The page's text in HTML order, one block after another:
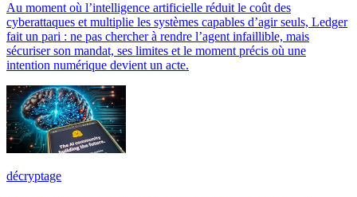
Au moment où l’intelligence artificielle réduit le coût des
cyberattaques et multiplie les systèmes capables d’agir seuls, Ledger
fait un pari : ne pas chercher à rendre l’agent infaillible, mais
sécuriser son mandat, ses limites et le moment précis où une
intention numérique devient un acte.
décryptage